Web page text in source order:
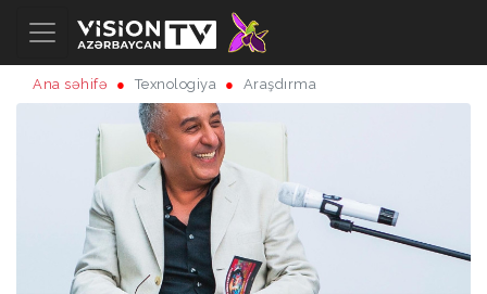
Ana səhifə Texnologiya Araşdırma